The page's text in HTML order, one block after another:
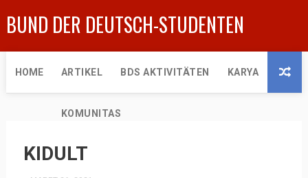
BUND DER DEUTSCH-STUDENTEN
HOME ARTIKEL BDS AKTIVITÄTEN KARYA
KOMUNITAS
KIDULT